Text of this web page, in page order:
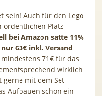
sein! Auch für den Lego
ordentlichen Platz
bei Amazon satte 11%
63€ inkl. Versand
71€ für das
wirklich
gerne mit dem Set
Aufbauen schon ein